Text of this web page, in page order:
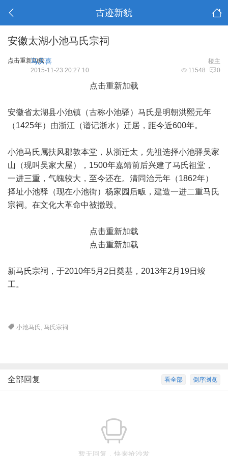
古迹新貌
安徽太湖小池马氏宗祠
点击重新加载 楼主
马庆喜
11548 0
2015-11-23 20:27:10
点击重新加载
安徽省太湖县小池镇（古称小池驿）马氏是明朝洪熙元年
（1425年）由浙江（谱记浙水）迁居，距今近600年。
小池马氏属扶风郡敦本堂，从浙迁太，先祖选择小池驿吴家
山（现叫吴家大屋），1500年嘉靖前后兴建了马氏祖堂，
一进三重，气魄较大，至今还在。清同治元年（1862年）
择址小池驿（现在小池街）杨家园后畈，建造一进二重马氏
宗祠。在文化大革命中被撤毁。
点击重新加载
点击重新加载
新马氏宗祠，于2010年5月2日奠基，2013年2月19日竣
工。
小池马氏,马氏宗祠
倒序浏览
看全部
全部回复
暂无回复，快来抢沙发